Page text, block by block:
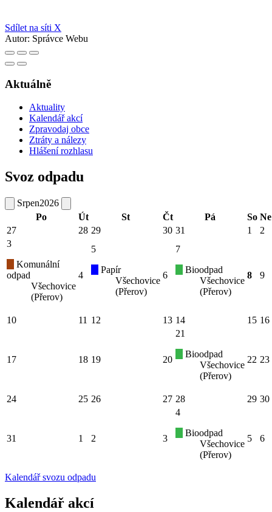
Sdílet na síti X
Autor: Správce Webu
Aktuálně
Aktuality
Kalendář akcí
Zpravodaj obce
Ztráty a nálezy
Hlášení rozhlasu
Svoz odpadu
Srpen2026
Po
Út St Čt Pá So Ne
27
28 29 30 31 1
2
3
Komunální
odpad
Všechovice
(Přerov)
4
5
Papír
Všechovice
(Přerov)
6
7
Bioodpad
Všechovice
(Přerov)
8 9
10 11 12 13 14 15 16
17 18 19 20
21
Bioodpad
Všechovice
(Přerov)
22 23
24 25 26 27 28 29 30
31 1 2 3
4
Bioodpad
Všechovice
(Přerov)
5 6
Kalendář svozu odpadu
Kalendář akcí